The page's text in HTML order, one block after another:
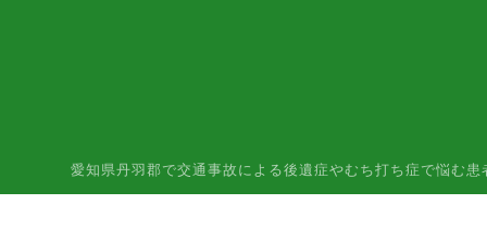
愛知県丹羽郡で交通事故による後遺症やむち打ち症で悩